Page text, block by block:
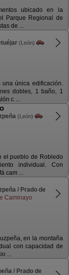
ubicado en la
Parque Regional de
de ...
(León)
única edificación.
dobles, 1 baño, 1
c ...
(León)
el pueblo de Robledo
individual. Con
cam ...
/ Prado de
Caminayo
en la montaña
con capacidad de
...
/ Prado de